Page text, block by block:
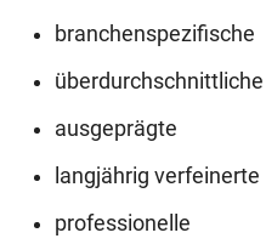
branchenspezifische
überdurchschnittliche
ausgeprägte
langjährig verfeinerte
professionelle